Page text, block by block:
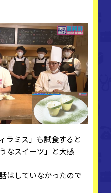
ラミス」も試食すると
なスイーツ」と大感
はしていなかったので